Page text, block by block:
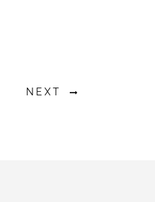
NEXT